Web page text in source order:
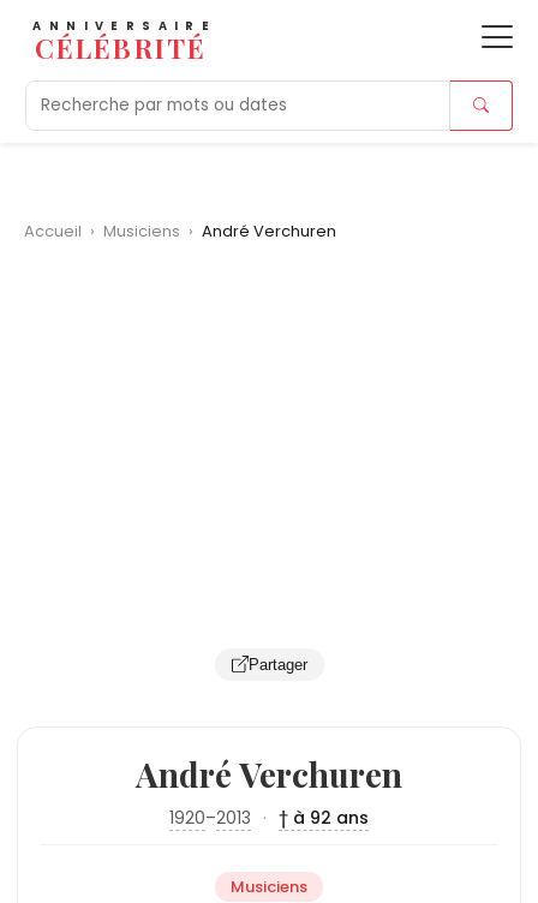
ANNIVERSAIRE
CÉLÉBRITÉ
Aujourd'hui Tendances Morts
Accueil › Musiciens › André Verchuren
Partager
André Verchuren
1920–2013 · † à 92 ans
Musiciens